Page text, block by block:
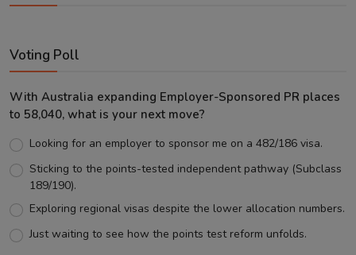
Voting Poll
With Australia expanding Employer-Sponsored PR places
to 58,040, what is your next move?
Looking for an employer to sponsor me on a 482/186 visa.
Sticking to the points-tested independent pathway (Subclass
189/190).
Exploring regional visas despite the lower allocation numbers.
Just waiting to see how the points test reform unfolds.